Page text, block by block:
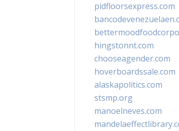
pidfloorsexpress.com
hingstonnt.com
chooseagender.com
hoverboardssale.com
alaskapolitics.com
stsmp.org
manoelneves.com